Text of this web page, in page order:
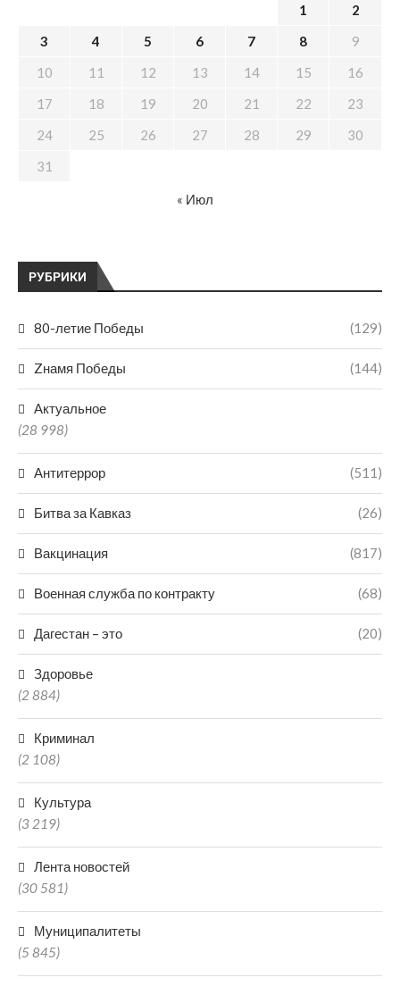
РУБРИКИ
80-летие Победы (129)
Zнамя Победы (144)
Актуальное
(28 998)
Антитеррор (511)
Битва за Кавказ (26)
Вакцинация (817)
Военная служба по контракту (68)
Дагестан – это (20)
Здоровье
(2 884)
Криминал
(2 108)
Культура
(3 219)
Лента новостей
(30 581)
Муниципалитеты
(5 845)
1
2
3
4 5 6 7 8
9
10
11 12 13 14 15
16
17
18 19 20 21 22
23
24
25 26 27 28 29
30
31
« Июл